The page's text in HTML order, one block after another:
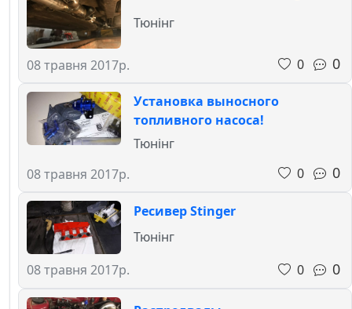
08 травня 2017р.
Тюнінг
0 0
Установка выносного
топливного насоса!
08 травня 2017р.
Тюнінг
0
0
Ресивер Stinger
08 травня 2017р.
Тюнінг
0
0